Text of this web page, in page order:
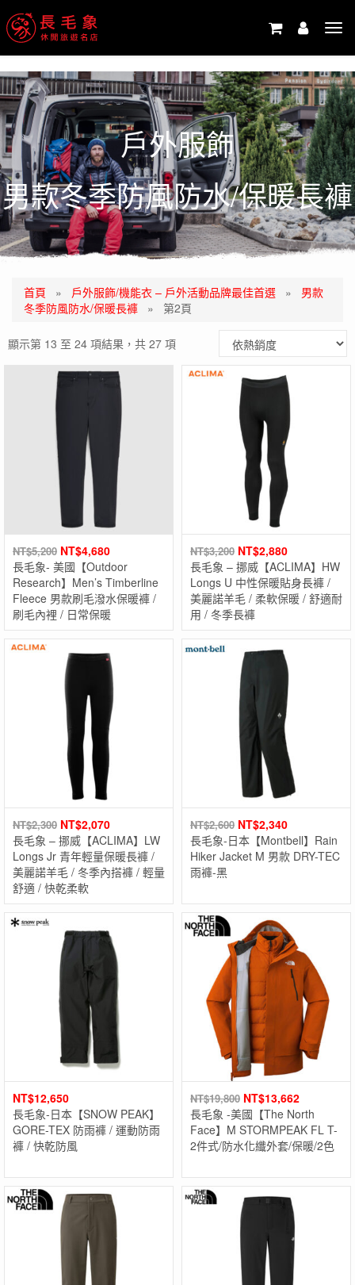
戶外服飾
男款冬季防風防水/保暖長褲
首頁 » 戶外服飾/機能衣 – 戶外活動品牌最佳首選 » 男款
冬季防風防水/保暖長褲 » 第2頁
顯示第 13 至 24 項結果，共 27 項
NT$5,200 NT$4,680
長毛象- 美國【Outdoor
Research】Men’s Timberline
Fleece 男款刷毛潑水保暖褲 /
刷毛內裡 / 日常保暖
NT$3,200 NT$2,880
長毛象 – 挪威【ACLIMA】HW
Longs U 中性保暖貼身長褲 /
美麗諾羊毛 / 柔軟保暖 / 舒適耐
用 / 冬季長褲
NT$2,300 NT$2,070
長毛象 – 挪威【ACLIMA】LW
Longs Jr 青年輕量保暖長褲 /
美麗諾羊毛 / 冬季內搭褲 / 輕量
舒適 / 快乾柔軟
NT$2,600 NT$2,340
長毛象-日本【Montbell】Rain
Hiker Jacket M 男款 DRY-TEC
雨褲-黑
NT$12,650
長毛象-日本【SNOW PEAK】
GORE-TEX 防雨褲 / 運動防雨
褲 / 快乾防風
NT$19,800 NT$13,662
長毛象 -美國【The North
Face】M STORMPEAK FL T-
2件式/防水化纖外套/保暖/2色